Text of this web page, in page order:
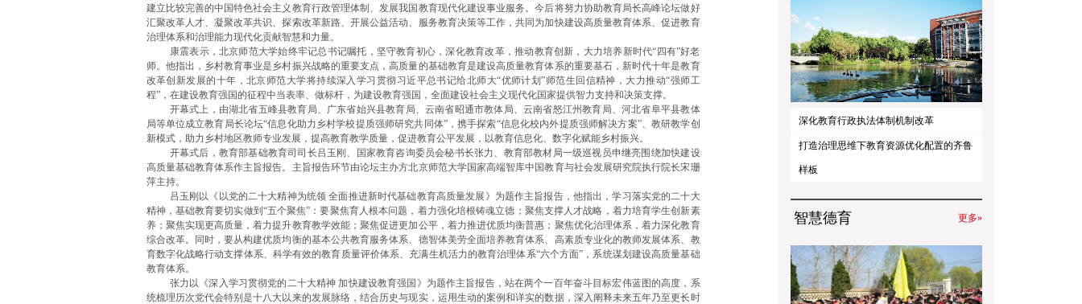
建立比较完善的中国特色社会主义教育行政管理体制、发展我国教育现代化建设事业服务。今后将努力协助教育局长高峰论坛做好
汇聚改革人才、凝聚改革共识、探索改革新路、开展公益活动、服务教育决策等工作，共同为加快建设高质量教育体系、促进教育
治理体系和治理能力现代化贡献智慧和力量。
康震表示，北京师范大学始终牢记总书记嘱托，坚守教育初心，深化教育改革，推动教育创新，大力培养新时代“四有”好老
师。他指出，乡村教育事业是乡村振兴战略的重要支点，高质量的基础教育是建设高质量教育体系的重要基石，新时代十年是教育
改革创新发展的十年，北京师范大学将持续深入学习贯彻习近平总书记给北师大“优师计划”师范生回信精神，大力推动“强师工
程”，在建设教育强国的征程中当表率、做标杆，为建设教育强国，全面建设社会主义现代化国家提供智力支持和决策支撑。
开幕式上，由湖北省五峰县教育局、广东省始兴县教育局、云南省昭通市教体局、云南省怒江州教育局、河北省阜平县教体
局等单位成立教育局长论坛“信息化助力乡村学校提质强师研究共同体”，携手探索“信息化校内外提质强师解决方案”、教研教学创
新模式，助力乡村地区教师专业发展，提高教育教学质量，促进教育公平发展，以教育信息化、数字化赋能乡村振兴。
开幕式后，教育部基础教育司司长吕玉刚、国家教育咨询委员会秘书长张力、教育部教材局一级巡视员申继亮围绕加快建设
高质量基础教育体系作主旨报告。主旨报告环节由论坛主办方北京师范大学国家高端智库中国教育与社会发展研究院执行院长宋珊
萍主持。
吕玉刚以《以党的二十大精神为统领 全面推进新时代基础教育高质量发展》为题作主旨报告，他指出，学习落实党的二十大
精神，基础教育要切实做到“五个聚焦”：要聚焦育人根本问题，着力强化培根铸魂立德；聚焦支撑人才战略，着力培育学生创新素
养；聚焦实现更高质量，着力提升教育教学效能；聚焦促进更加公平，着力推进优质均衡普惠；聚焦优化治理体系，着力深化教育
综合改革。同时，要从构建优质均衡的基本公共教育服务体系、德智体美劳全面培养教育体系、高素质专业化的教师发展体系、教
育数字化战略行动支撑体系、科学有效的教育质量评价体系、充满生机活力的教育治理体系“六个方面”，系统谋划建设高质量基础
教育体系。
张力以《深入学习贯彻党的二十大精神 加快建设教育强国》为题作主旨报告，站在两个一百年奋斗目标宏伟蓝图的高度，系
统梳理历次党代会特别是十八大以来的发展脉络，结合历史与现实，运用生动的案例和详实的数据，深入阐释未来五年乃至更长时
深化教育行政执法体制机制改革
打造治理思维下教育资源优化配置的齐鲁
样板
智慧德育 更多»